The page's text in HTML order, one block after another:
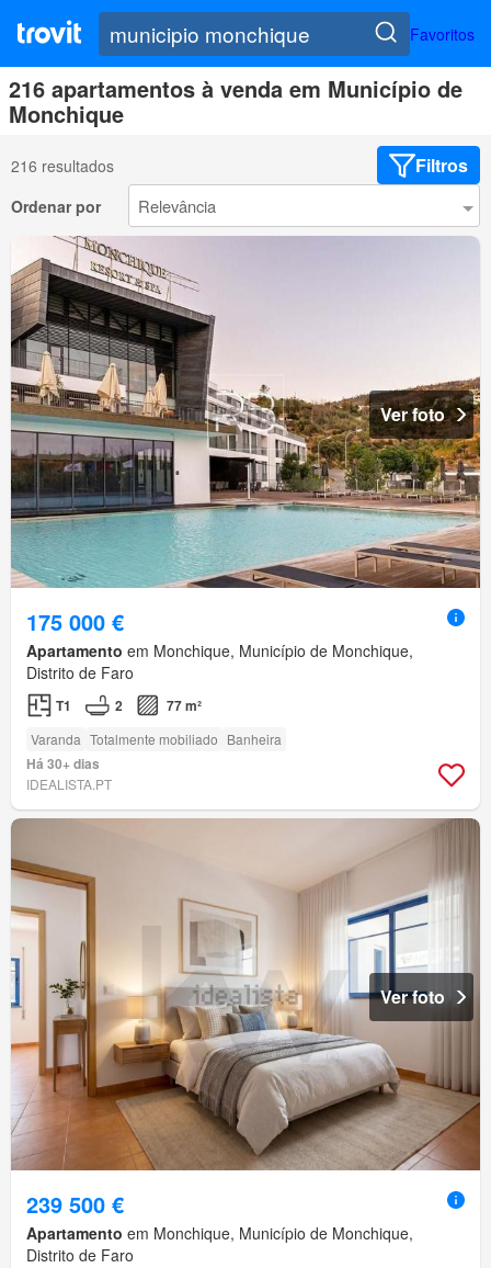
Favoritos
216 apartamentos à venda em Município de
Monchique
216 resultados Filtros
Ordenar por
Ver foto
175 000 €
Apartamento em Monchique, Município de Monchique,
Distrito de Faro
T1 2 77 m²
Varanda Totalmente mobiliado Banheira
Há 30+ dias
IDEALISTA.PT
Ver foto
239 500 €
Apartamento em Monchique, Município de Monchique,
Distrito de Faro